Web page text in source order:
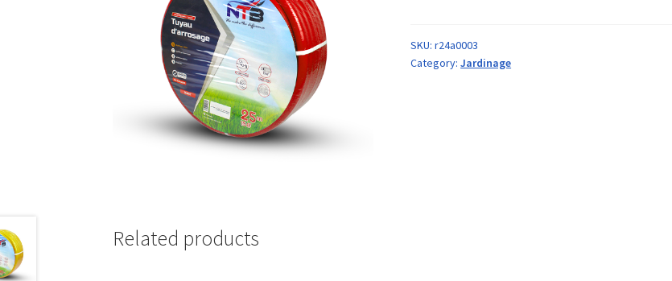
SKU:r24a0003
Category:Jardinage
Related products